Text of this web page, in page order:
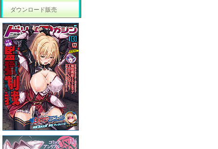
ダウンロード販売